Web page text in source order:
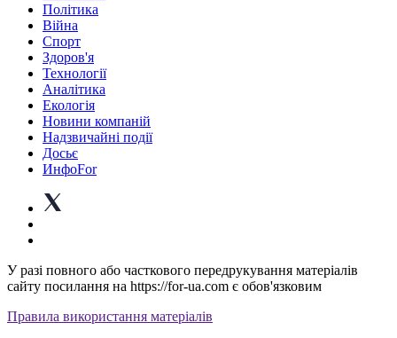
Політика
Війна
Спорт
Здоров'я
Технології
Аналітика
Екологія
Новини компаній
Надзвичайні події
Досьє
ИнфоFor
У разі повного або часткового передрукування матеріалів
сайту посилання на https://for-ua.com є обов'язковим
Правила використання матеріалів